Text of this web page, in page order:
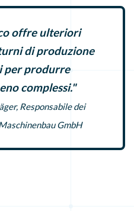
offre ulteriori
di produzione
per produrre
complessi."
Responsabile dei
GmbH